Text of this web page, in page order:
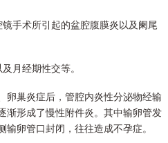
手术所引起的盆腔腹膜炎以及阑尾
月经期性交等。
卵巢炎症后，管腔内炎性分泌物经输
渐形成了慢性附件炎。其中输卵管发
卵管口封闭，往往造成不孕症。